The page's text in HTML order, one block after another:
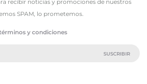
recibir noticias y promociones de nuestros
SPAM, lo prometemos.
y condiciones